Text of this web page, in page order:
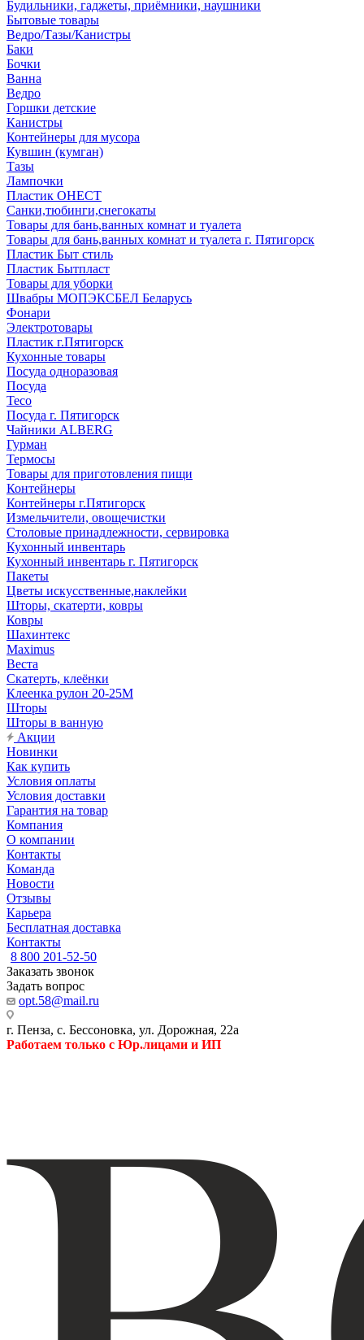
Будильники, гаджеты, приёмники, наушники
Бытовые товары
Ведро/Тазы/Канистры
Баки
Бочки
Ванна
Ведро
Горшки детские
Канистры
Контейнеры для мусора
Кувшин (кумган)
Тазы
Лампочки
Пластик ОНЕСТ
Санки,тюбинги,снегокаты
Товары для бань,ванных комнат и туалета
Товары для бань,ванных комнат и туалета г. Пятигорск
Пластик Быт стиль
Пластик Бытпласт
Товары для уборки
Швабры МОПЭКСБЕЛ Беларусь
Фонари
Электротовары
Пластик г.Пятигорск
Кухонные товары
Посуда одноразовая
Посуда
Teco
Посуда г. Пятигорск
Чайники ALBERG
Гурман
Термосы
Товары для приготовления пищи
Контейнеры
Контейнеры г.Пятигорск
Измельчители, овощечистки
Столовые принадлежности, сервировка
Кухонный инвентарь
Кухонный инвентарь г. Пятигорск
Пакеты
Цветы искусственные,наклейки
Шторы, скатерти, ковры
Ковры
Шахинтекс
Maximus
Веста
Скатерть, клеёнки
Клеенка рулон 20-25М
Шторы
Шторы в ванную
Акции
Новинки
Как купить
Условия оплаты
Условия доставки
Гарантия на товар
Компания
О компании
Контакты
Команда
Новости
Отзывы
Карьера
Бесплатная доставка
Контакты
8 800 201-52-50
Заказать звонок
Задать вопрос
opt.58@mail.ru
г. Пенза, с. Бессоновка, ул. Дорожная, 22а
Работаем только с Юр.лицами и ИП